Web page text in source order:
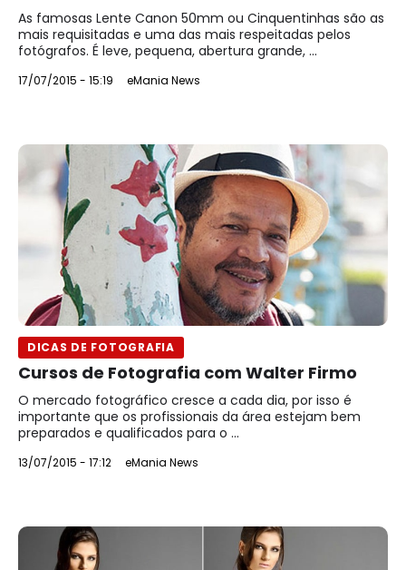
As famosas Lente Canon 50mm ou Cinquentinhas são as
mais requisitadas e uma das mais respeitadas pelos
fotógrafos. É leve, pequena, abertura grande, ...
17/07/2015 - 15:19 eMania News
DICAS DE FOTOGRAFIA
Cursos de Fotografia com Walter Firmo
O mercado fotográfico cresce a cada dia, por isso é
importante que os profissionais da área estejam bem
preparados e qualificados para o ...
13/07/2015 - 17:12 eMania News